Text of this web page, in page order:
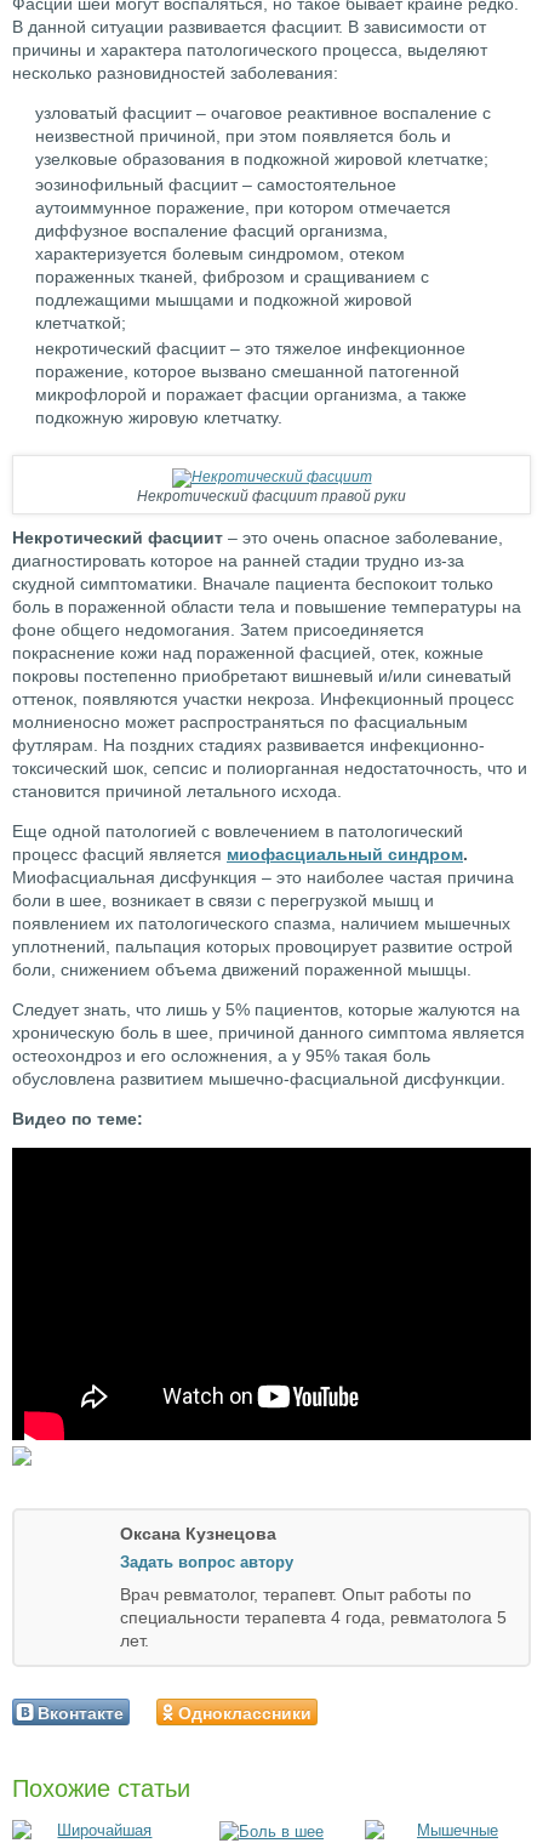
Фасции шеи могут воспаляться, но такое бывает крайне редко.
В данной ситуации развивается фасциит. В зависимости от
причины и характера патологического процесса, выделяют
несколько разновидностей заболевания:
узловатый фасциит – очаговое реактивное воспаление с
неизвестной причиной, при этом появляется боль и
узелковые образования в подкожной жировой клетчатке;
эозинофильный фасциит – самостоятельное
аутоиммунное поражение, при котором отмечается
диффузное воспаление фасций организма,
характеризуется болевым синдромом, отеком
пораженных тканей, фиброзом и сращиванием с
подлежащими мышцами и подкожной жировой
клетчаткой;
некротический фасциит – это тяжелое инфекционное
поражение, которое вызвано смешанной патогенной
микрофлорой и поражает фасции организма, а также
подкожную жировую клетчатку.
Некротический фасциит правой руки
Некротический фасциит – это очень опасное заболевание,
диагностировать которое на ранней стадии трудно из-за
скудной симптоматики. Вначале пациента беспокоит только
боль в пораженной области тела и повышение температуры на
фоне общего недомогания. Затем присоединяется
покраснение кожи над пораженной фасцией, отек, кожные
покровы постепенно приобретают вишневый и/или синеватый
оттенок, появляются участки некроза. Инфекционный процесс
молниеносно может распространяться по фасциальным
футлярам. На поздних стадиях развивается инфекционно-
токсический шок, сепсис и полиорганная недостаточность, что и
становится причиной летального исхода.
Еще одной патологией с вовлечением в патологический
процесс фасций является миофасциальный синдром.
Миофасциальная дисфункция – это наиболее частая причина
боли в шее, возникает в связи с перегрузкой мышц и
появлением их патологического спазма, наличием мышечных
уплотнений, пальпация которых провоцирует развитие острой
боли, снижением объема движений пораженной мышцы.
Следует знать, что лишь у 5% пациентов, которые жалуются на
хроническую боль в шее, причиной данного симптома является
остеохондроз и его осложнения, а у 95% такая боль
обусловлена развитием мышечно-фасциальной дисфункции.
Видео по теме:
Оксана Кузнецова
Задать вопрос автору
Врач ревматолог, терапевт. Опыт работы по
специальности терапевта 4 года, ревматолога 5
лет.
Вконтакте Одноклассники
Похожие статьи